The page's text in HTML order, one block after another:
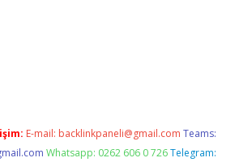
E-mail: backlinkpaneli@gmail.com Teams:
Whatsapp: 0262 606 0 726 Telegram: